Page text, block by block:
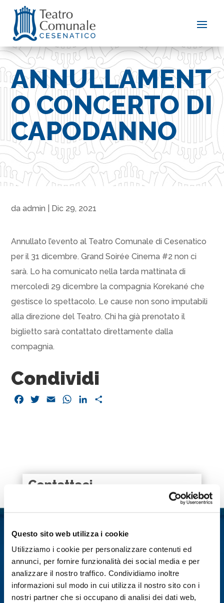
Questo sito web utilizza i cookie
Utilizziamo i cookie per personalizzare contenuti ed
annunci, per fornire funzionalità dei social media e per
analizzare il nostro traffico. Condividiamo inoltre
informazioni sul modo in cui utilizza il nostro sito con i
nostri partner che si occupano di analisi dei dati web,
ANNULLAMENT
O CONCERTO DI
CAPODANNO
daadmin Dic 29, 2021
Annullato l’evento al Teatro Comunale di Cesenatico
per il 31 dicembre. Grand Soirée Cinema #2 non ci
sarà. Lo ha comunicato nella tarda mattinata di
mercoledì 29 dicembre la compagnia Korekané che
gestisce lo spettacolo. Le cause non sono imputabili
alla direzione del Teatro. Chi ha già prenotato il
biglietto sarà contattato direttamente dalla
compagnia.
Condividi
Facebook
TwitterEmail WhatsApp
LinkedIn
Contattaci
Cognome
Email *